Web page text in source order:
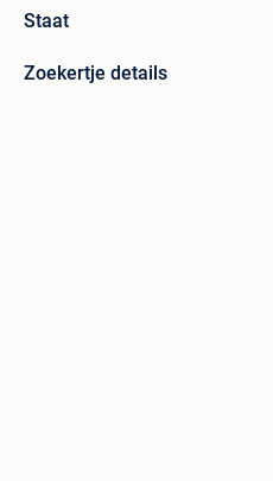
Staat
Zoekertje details